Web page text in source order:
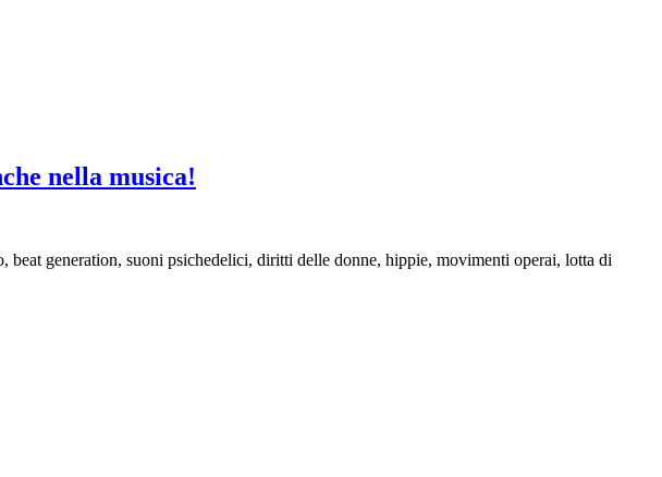
nella musica!
generation, suoni psichedelici, diritti delle donne, hippie, movimenti operai, lotta di